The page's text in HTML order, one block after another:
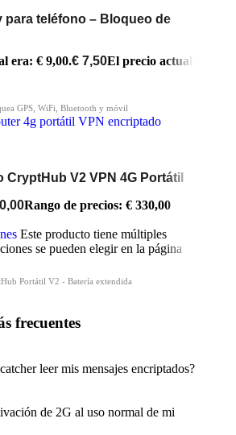
para teléfono – Bloqueo de
era: € 9,00.€ 7,50El precio actual
CryptHub V2 VPN 4G Portátil
Rango de precios: € 330,00
Este producto tiene múltiples
se pueden elegir en la página
frecuentes
leer mis mensajes encriptados?
de 2G al uso normal de mi